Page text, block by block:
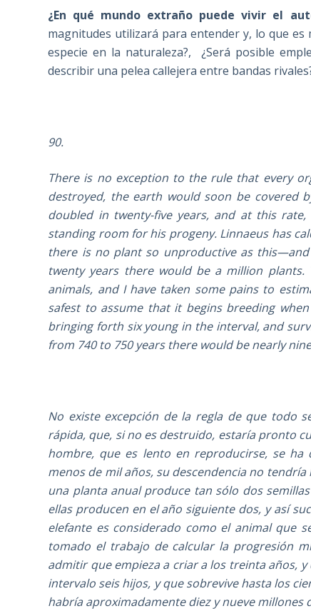
¿En qué mundo extraño puede vivir el
magnitudes utilizará para entender y, lo que
especie en la naturaleza?, ¿Será posible
describir una pelea callejera entre bandas
90.
There is no exception to the rule that every
destroyed, the earth would soon be covered
doubled in twenty-five years, and at this
standing room for his progeny. Linnaeus has
there is no plant so unproductive as
twenty years there would be a million
animals, and I have taken some pains to
safest to assume that it begins breeding
bringing forth six young in the interval, and
from 740 to 750 years there would be nearly
No existe excepción de la regla de que todo
rápida, que, si no es destruido, estaría pronto
hombre, que es lento en reproducirse, se ha
menos de mil años, su descendencia no
una planta anual produce tan sólo dos
ellas producen en el año siguiente dos, y así
elefante es considerado como el animal que
tomado el trabajo de calcular la progresión
admitir que empieza a criar a los treinta años,
intervalo seis hijos, y que sobrevive hasta los
habría aproximadamente diez y nueve millones